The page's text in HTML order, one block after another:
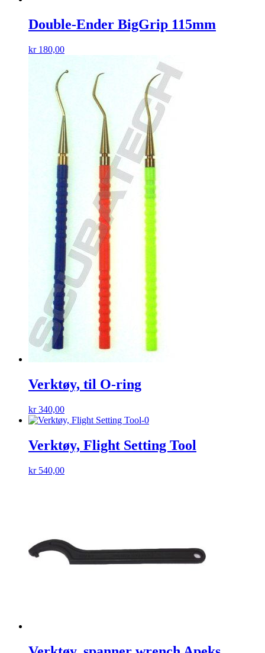
Double-Ender BigGrip 115mm
kr180,00
Verktøy, til O-ring
kr340,00
Verktøy, Flight Setting Tool
kr540,00